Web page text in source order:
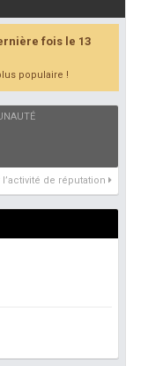
fois le 13
populaire !
de réputation